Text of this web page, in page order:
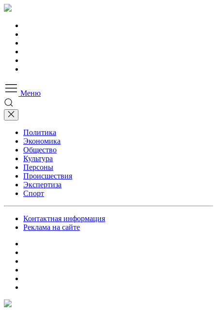
Меню
Политика
Экономика
Общество
Культура
Персоны
Происшествия
Экспертиза
Спорт
Контактная информация
Реклама на сайте